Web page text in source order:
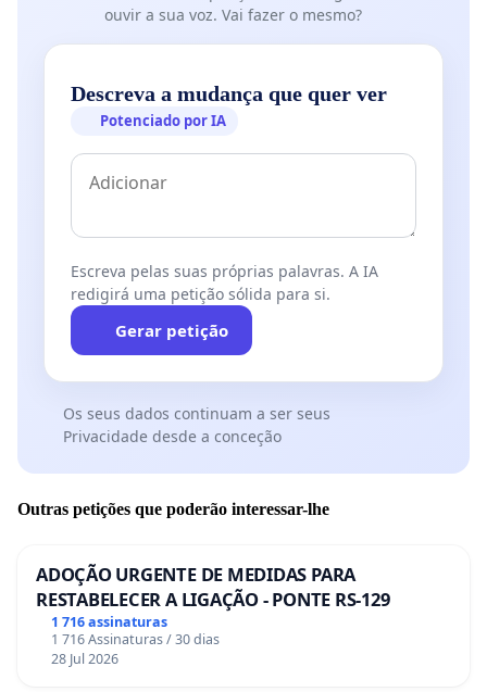
ouvir a sua voz. Vai fazer o mesmo?
Descreva a mudança que quer ver
Potenciado por IA
Escreva pelas suas próprias palavras. A IA
redigirá uma petição sólida para si.
Gerar petição
Os seus dados continuam a ser seus
Privacidade desde a conceção
Outras petições que poderão interessar-lhe
ADOÇÃO URGENTE DE MEDIDAS PARA
RESTABELECER A LIGAÇÃO - PONTE RS-129
1 716 assinaturas
1 716 Assinaturas / 30 dias
28 Jul 2026